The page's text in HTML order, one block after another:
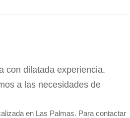
con dilatada experiencia.
a las necesidades de
en Las Palmas. Para contactar